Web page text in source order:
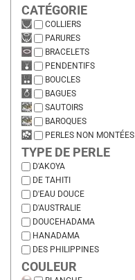
CATÉGORIE
COLLIERS
PARURES
BRACELETS
PENDENTIFS
BOUCLES
BAGUES
SAUTOIRS
BAROQUES
PERLES NON MONTÉES
TYPE DE PERLE
D'AKOYA
DE TAHITI
D'EAU DOUCE
D'AUSTRALIE
DOUCEHADAMA
HANADAMA
DES PHILIPPINES
COULEUR